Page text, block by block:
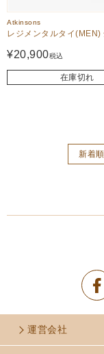
Atkinsons
レジメンタルタイ(MEN)
¥20,900税込
在庫切れ
新着順
運営会社